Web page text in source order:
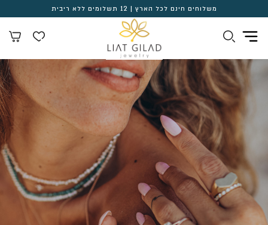
משלוחים חינם לכל הארץ | 12 תשלומים ללא ריבית